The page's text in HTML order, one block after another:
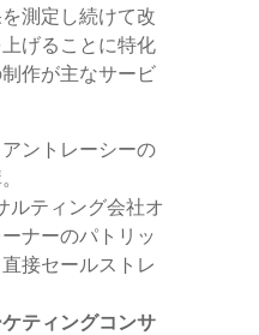
測定し続けて改
げることに特化
作が主なサービ
ントレーシーの
ルティング会社オ
ナーのパトリッ
接セールストレ
ティングコンサ